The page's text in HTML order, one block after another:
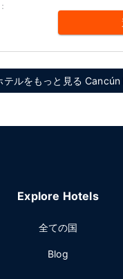
テルをもっと見る
Explore Hotels
全ての国
Blog